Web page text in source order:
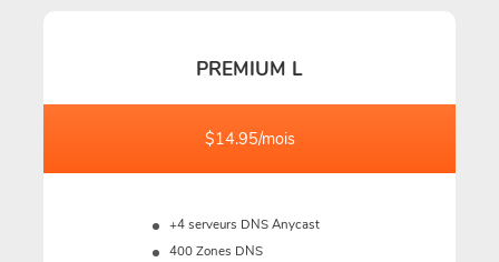
PREMIUM L
$14.95/mois
+4 serveurs DNS Anycast
400 Zones DNS